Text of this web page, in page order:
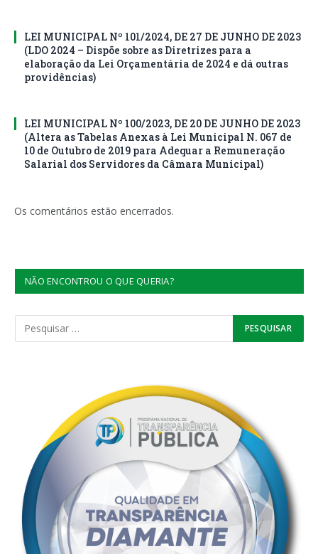
LEI MUNICIPAL Nº 101/2024, DE 27 DE JUNHO DE 2023
(LDO 2024 – Dispõe sobre as Diretrizes para a
elaboração da Lei Orçamentária de 2024 e dá outras
providências)
LEI MUNICIPAL Nº 100/2023, DE 20 DE JUNHO DE 2023
(Altera as Tabelas Anexas à Lei Municipal N. 067 de
10 de Outubro de 2019 para Adequar a Remuneração
Salarial dos Servidores da Câmara Municipal)
Os comentários estão encerrados.
NÃO ENCONTROU O QUE QUERIA?